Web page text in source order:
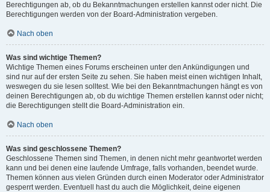
Berechtigungen ab, ob du Bekanntmachungen erstellen kannst oder nicht. Die
Berechtigungen werden von der Board-Administration vergeben.
Nach oben
Was sind wichtige Themen?
Wichtige Themen eines Forums erscheinen unter den Ankündigungen und
sind nur auf der ersten Seite zu sehen. Sie haben meist einen wichtigen Inhalt,
weswegen du sie lesen solltest. Wie bei den Bekanntmachungen hängt es von
deinen Berechtigungen ab, ob du wichtige Themen erstellen kannst oder nicht;
die Berechtigungen stellt die Board-Administration ein.
Nach oben
Was sind geschlossene Themen?
Geschlossene Themen sind Themen, in denen nicht mehr geantwortet werden
kann und bei denen eine laufende Umfrage, falls vorhanden, beendet wurde.
Themen können aus vielen Gründen durch einen Moderator oder Administrator
gesperrt werden. Eventuell hast du auch die Möglichkeit, deine eigenen